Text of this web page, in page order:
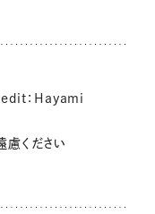
：Hayami
慮ください